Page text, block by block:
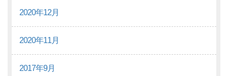
2020年12月
2020年11月
2017年9月